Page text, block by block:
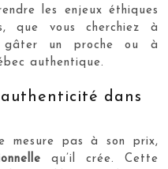
les enjeux éthiques
que vous cherchiez à
gâter un proche ou à
authentique.
dans
mesure pas à son prix,
qu’il crée. Cette